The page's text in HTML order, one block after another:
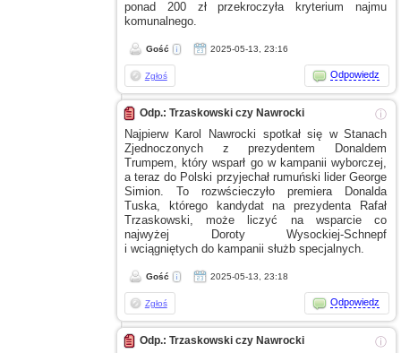
ponad 200 zł przekroczyła kryterium najmu
komunalnego.
Gość 2025-05-13, 23:16
Zgłoś Odpowiedz
ⓘ
Odp.: Trzaskowski czy Nawrocki
Najpierw Karol Nawrocki spotkał się w Stanach
Zjednoczonych z prezydentem Donaldem
Trumpem, który wsparł go w kampanii wyborczej,
a teraz do Polski przyjechał rumuński lider George
Simion. To rozwścieczyło premiera Donalda
Tuska, którego kandydat na prezydenta Rafał
Trzaskowski, może liczyć na wsparcie co
najwyżej Doroty Wysockiej-Schnepf
i wciągniętychdo kampanii służb specjalnych.
Gość 2025-05-13, 23:18
Zgłoś Odpowiedz
ⓘ
Odp.: Trzaskowski czy Nawrocki